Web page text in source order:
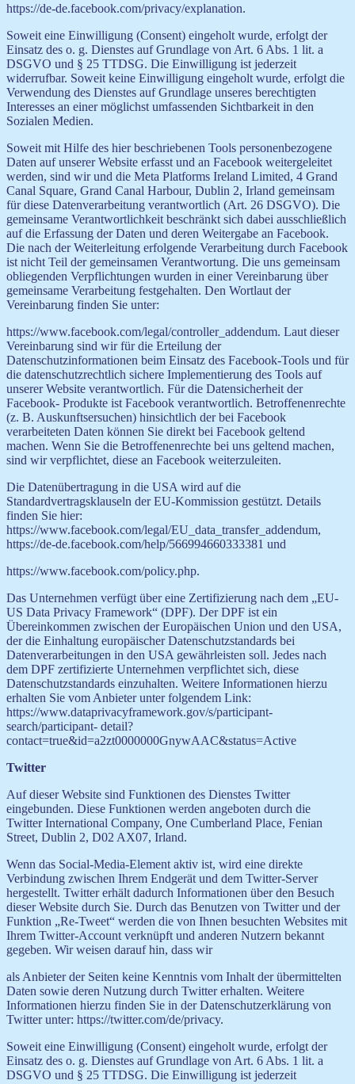
https://de-de.facebook.com/privacy/explanation.
Soweit eine Einwilligung (Consent) eingeholt wurde, erfolgt der
Einsatz des o. g. Dienstes auf Grundlage von Art. 6 Abs. 1 lit. a
DSGVO und § 25 TTDSG. Die Einwilligung ist jederzeit
widerrufbar. Soweit keine Einwilligung eingeholt wurde, erfolgt die
Verwendung des Dienstes auf Grundlage unseres berechtigten
Interesses an einer möglichst umfassenden Sichtbarkeit in den
Sozialen Medien.
Soweit mit Hilfe des hier beschriebenen Tools personenbezogene
Daten auf unserer Website erfasst und an Facebook weitergeleitet
werden, sind wir und die Meta Platforms Ireland Limited, 4 Grand
Canal Square, Grand Canal Harbour, Dublin 2, Irland gemeinsam
für diese Datenverarbeitung verantwortlich (Art. 26 DSGVO). Die
gemeinsame Verantwortlichkeit beschränkt sich dabei ausschließlich
auf die Erfassung der Daten und deren Weitergabe an Facebook.
Die nach der Weiterleitung erfolgende Verarbeitung durch Facebook
ist nicht Teil der gemeinsamen Verantwortung. Die uns gemeinsam
obliegenden Verpflichtungen wurden in einer Vereinbarung über
gemeinsame Verarbeitung festgehalten. Den Wortlaut der
Vereinbarung finden Sie unter:
https://www.facebook.com/legal/controller_addendum. Laut dieser
Vereinbarung sind wir für die Erteilung der
Datenschutzinformationen beim Einsatz des Facebook-Tools und für
die datenschutzrechtlich sichere Implementierung des Tools auf
unserer Website verantwortlich. Für die Datensicherheit der
Facebook- Produkte ist Facebook verantwortlich. Betroffenenrechte
(z. B. Auskunftsersuchen) hinsichtlich der bei Facebook
verarbeiteten Daten können Sie direkt bei Facebook geltend
machen. Wenn Sie die Betroffenenrechte bei uns geltend machen,
sind wir verpflichtet, diese an Facebook weiterzuleiten.
Die Datenübertragung in die USA wird auf die
Standardvertragsklauseln der EU-Kommission gestützt. Details
finden Sie hier:
https://www.facebook.com/legal/EU_data_transfer_addendum,
https://de-de.facebook.com/help/566994660333381 und
https://www.facebook.com/policy.php.
Das Unternehmen verfügt über eine Zertifizierung nach dem „EU-
US Data Privacy Framework“ (DPF). Der DPF ist ein
Übereinkommen zwischen der Europäischen Union und den USA,
der die Einhaltung europäischer Datenschutzstandards bei
Datenverarbeitungen in den USA gewährleisten soll. Jedes nach
dem DPF zertifizierte Unternehmen verpflichtet sich, diese
Datenschutzstandards einzuhalten. Weitere Informationen hierzu
erhalten Sie vom Anbieter unter folgendem Link:
https://www.dataprivacyframework.gov/s/participant-
search/participant- detail?
contact=true&id=a2zt0000000GnywAAC&status=Active
Twitter
Auf dieser Website sind Funktionen des Dienstes Twitter
eingebunden. Diese Funktionen werden angeboten durch die
Twitter International Company, One Cumberland Place, Fenian
Street, Dublin 2, D02 AX07, Irland.
Wenn das Social-Media-Element aktiv ist, wird eine direkte
Verbindung zwischen Ihrem Endgerät und dem Twitter-Server
hergestellt. Twitter erhält dadurch Informationen über den Besuch
dieser Website durch Sie. Durch das Benutzen von Twitter und der
Funktion „Re-Tweet“ werden die von Ihnen besuchten Websites mit
Ihrem Twitter-Account verknüpft und anderen Nutzern bekannt
gegeben. Wir weisen darauf hin, dass wir
als Anbieter der Seiten keine Kenntnis vom Inhalt der übermittelten
Daten sowie deren Nutzung durch Twitter erhalten. Weitere
Informationen hierzu finden Sie in der Datenschutzerklärung von
Twitter unter: https://twitter.com/de/privacy.
Soweit eine Einwilligung (Consent) eingeholt wurde, erfolgt der
Einsatz des o. g. Dienstes auf Grundlage von Art. 6 Abs. 1 lit. a
DSGVO und § 25 TTDSG. Die Einwilligung ist jederzeit